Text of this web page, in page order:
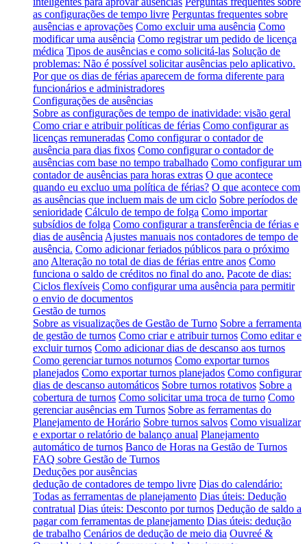
as configurações de tempo livre Perguntas frequentes sobre
ausências e aprovações Como excluir uma ausência Como
modificar uma ausência Como registrar um pedido de licença
médica Tipos de ausências e como solicitá-las Solução de
problemas: Não é possível solicitar ausências pelo aplicativo.
Por que os dias de férias aparecem de forma diferente para
funcionários e administradores
Configurações de ausências
Sobre as configurações de tempo de inatividade: visão geral
Como criar e atribuir políticas de férias Como configurar as
licenças remuneradas Como configurar o contador de
ausência para dias fixos Como configurar o contador de
ausências com base no tempo trabalhado Como configurar um
contador de ausências para horas extras O que acontece
quando eu excluo uma política de férias? O que acontece com
as ausências que incluem mais de um ciclo Sobre períodos de
senioridade Cálculo de tempo de folga Como importar
subsídios de folga Como configurar a transferência de férias e
dias de ausência Ajustes manuais nos contadores de tempo de
ausência. Como adicionar feriados públicos para o próximo
ano Alteração no total de dias de férias entre anos Como
funciona o saldo de créditos no final do ano. Pacote de dias:
Ciclos flexíveis Como configurar uma ausência para permitir
o envio de documentos
Gestão de turnos
Sobre as visualizações de Gestão de Turno Sobre a ferramenta
de gestão de turnos Como criar e atribuir turnos Como editar e
excluir turnos Como adicionar dias de descanso aos turnos
Como gerenciar turnos noturnos Como exportar turnos
planejados Como exportar turnos planejados Como configurar
dias de descanso automáticos Sobre turnos rotativos Sobre a
cobertura de turnos Como solicitar uma troca de turno Como
gerenciar ausências em Turnos Sobre as ferramentas do
Planejamento de Horário Sobre turnos salvos Como visualizar
e exportar o relatório de balanço anual Planejamento
automático de turnos Banco de Horas na Gestão de Turnos
FAQ sobre Gestão de Turnos
Deduções por ausências
dedução de contadores de tempo livre Dias do calendário:
Todas as ferramentas de planejamento Dias úteis: Dedução
contratual Dias úteis: Desconto por turnos Dedução de saldo a
pagar com ferramentas de planejamento Dias úteis: dedução
de trabalho Cenários de dedução de meio dia Ouvreé &